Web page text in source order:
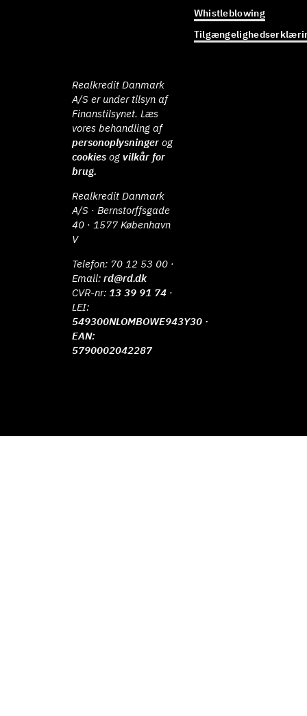
Whistleblowing
Realkredit Danmark
A/S er under tilsyn af
Finanstilsynet. Læs
vores behandling af
personoplysninger og
cookies ogvilkår for
brug.
Realkredit Danmark
A/S · Bernstorffsgade
40 · 1577 København
V
Telefon: 70 12 53 00 ·
Email:rd@rd.dk
CVR-nr: 13 39 91 74 ·
LEI:
549300NLOMBOWE943Y30 ·
EAN:
5790002042287